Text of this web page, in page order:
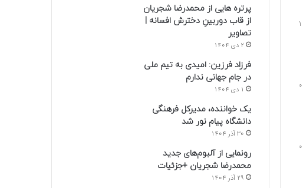
1
0
0
پرتره هایی از محمدرضا شجریان
از قاب دوربینِ دخترش افسانه |
تصاویر
2 دی 1404
فرزاد فرزین: امیدی به تیم ملی
در جام جهانی ندارم
1 دی 1404
یک خواننده، مدیرکل فرهنگی
دانشگاه پیام نور شد
30 آذر 1404
رونمایی از آلبوم‌های جدید
محمدرضا شجریان +جزئیات
29 آذر 1404